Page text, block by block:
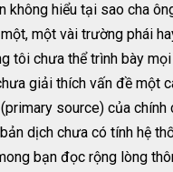
không hiểu tại sao cha
một vài trường phái
tôi chưa thể trình bày
giải thích vấn đề một
source) của
dịch chưa có tính hệ
bạn đọc rộng lòng